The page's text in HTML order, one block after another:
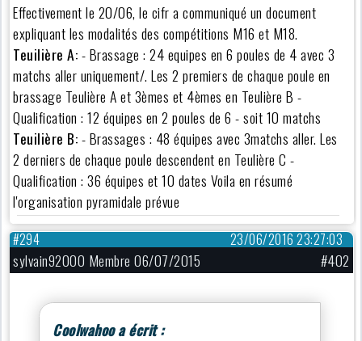
Effectivement le 20/06, le cifr a communiqué un document
expliquant les modalités des compétitions M16 et M18.
Teuilière A:- Brassage : 24 equipes en 6 poules de 4 avec 3
matchs aller uniquement/. Les 2 premiers de chaque poule en
brassage Teulière A et 3èmes et 4èmes en Teulière B -
Qualification : 12 équipes en 2 poules de 6 - soit 10 matchs
Teuilière B:- Brassages : 48 équipes avec 3matchs aller. Les
2 derniers de chaque poule descendent en Teulière C -
Qualification : 36 équipes et 10 dates Voila en résumé
l'organisation pyramidale prévue
23/06/2016 23:27:03
#294
sylvain92000 Membre 06/07/2015 #402
Coolwahoo a écrit :